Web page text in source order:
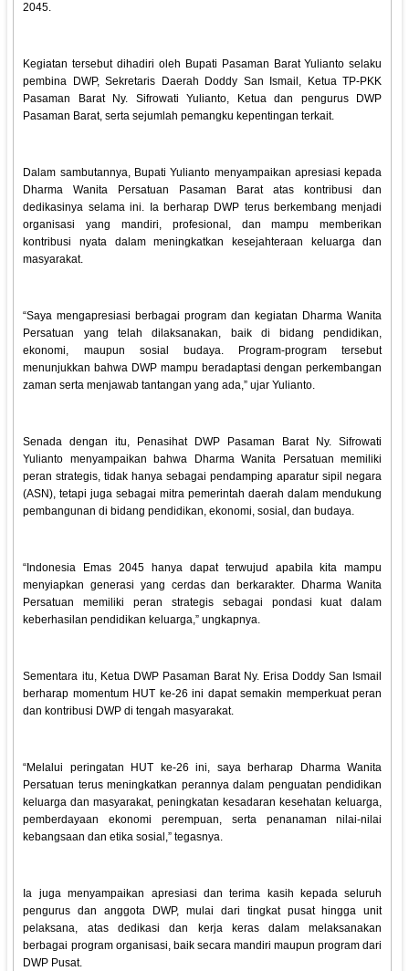
2045.
Kegiatan tersebut dihadiri oleh Bupati Pasaman Barat Yulianto selaku
pembina DWP, Sekretaris Daerah Doddy San Ismail, Ketua TP-PKK
Pasaman Barat Ny. Sifrowati Yulianto, Ketua dan pengurus DWP
Pasaman Barat, serta sejumlah pemangku kepentingan terkait.
Dalam sambutannya, Bupati Yulianto menyampaikan apresiasi kepada
Dharma Wanita Persatuan Pasaman Barat atas kontribusi dan
dedikasinya selama ini. Ia berharap DWP terus berkembang menjadi
organisasi yang mandiri, profesional, dan mampu memberikan
kontribusi nyata dalam meningkatkan kesejahteraan keluarga dan
masyarakat.
“Saya mengapresiasi berbagai program dan kegiatan Dharma Wanita
Persatuan yang telah dilaksanakan, baik di bidang pendidikan,
ekonomi, maupun sosial budaya. Program-program tersebut
menunjukkan bahwa DWP mampu beradaptasi dengan perkembangan
zaman serta menjawab tantangan yang ada,” ujar Yulianto.
Senada dengan itu, Penasihat DWP Pasaman Barat Ny. Sifrowati
Yulianto menyampaikan bahwa Dharma Wanita Persatuan memiliki
peran strategis, tidak hanya sebagai pendamping aparatur sipil negara
(ASN), tetapi juga sebagai mitra pemerintah daerah dalam mendukung
pembangunan di bidang pendidikan, ekonomi, sosial, dan budaya.
“Indonesia Emas 2045 hanya dapat terwujud apabila kita mampu
menyiapkan generasi yang cerdas dan berkarakter. Dharma Wanita
Persatuan memiliki peran strategis sebagai pondasi kuat dalam
keberhasilan pendidikan keluarga,” ungkapnya.
Sementara itu, Ketua DWP Pasaman Barat Ny. Erisa Doddy San Ismail
berharap momentum HUT ke-26 ini dapat semakin memperkuat peran
dan kontribusi DWP di tengah masyarakat.
“Melalui peringatan HUT ke-26 ini, saya berharap Dharma Wanita
Persatuan terus meningkatkan perannya dalam penguatan pendidikan
keluarga dan masyarakat, peningkatan kesadaran kesehatan keluarga,
pemberdayaan ekonomi perempuan, serta penanaman nilai-nilai
kebangsaan dan etika sosial,” tegasnya.
Ia juga menyampaikan apresiasi dan terima kasih kepada seluruh
pengurus dan anggota DWP, mulai dari tingkat pusat hingga unit
pelaksana, atas dedikasi dan kerja keras dalam melaksanakan
berbagai program organisasi, baik secara mandiri maupun program dari
DWP Pusat.